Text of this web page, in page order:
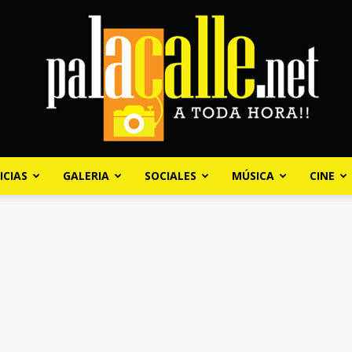
GALERIA SOCIALES MÚSICA CINE